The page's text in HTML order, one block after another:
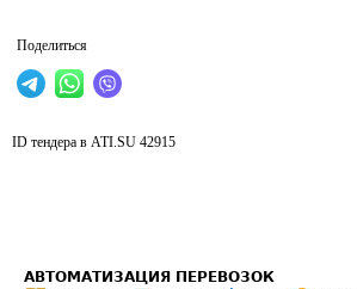
Поделиться
ID тендера в ATI.SU 42915
АВТОМАТИЗАЦИЯ ПЕРЕВОЗОК